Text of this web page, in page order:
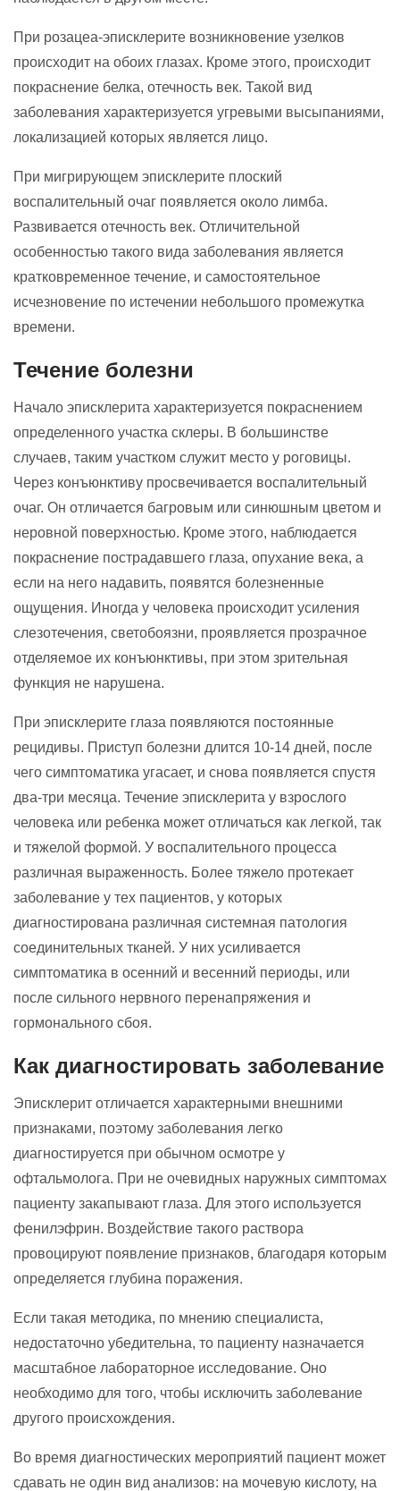
При розацеа-эписклерите возникновение узелков
происходит на обоих глазах. Кроме этого, происходит
покраснение белка, отечность век. Такой вид
заболевания характеризуется угревыми высыпаниями,
локализацией которых является лицо.
При мигрирующем эписклерите плоский
воспалительный очаг появляется около лимба.
Развивается отечность век. Отличительной
особенностью такого вида заболевания является
кратковременное течение, и самостоятельное
исчезновение по истечении небольшого промежутка
времени.
Течение болезни
Начало эписклерита характеризуется покраснением
определенного участка склеры. В большинстве
случаев, таким участком служит место у роговицы.
Через конъюнктиву просвечивается воспалительный
очаг. Он отличается багровым или синюшным цветом и
неровной поверхностью. Кроме этого, наблюдается
покраснение пострадавшего глаза, опухание века, а
если на него надавить, появятся болезненные
ощущения. Иногда у человека происходит усиления
слезотечения, светобоязни, проявляется прозрачное
отделяемое их конъюнктивы, при этом зрительная
функция не нарушена.
При эписклерите глаза появляются постоянные
рецидивы. Приступ болезни длится 10-14 дней, после
чего симптоматика угасает, и снова появляется спустя
два-три месяца. Течение эписклерита у взрослого
человека или ребенка может отличаться как легкой, так
и тяжелой формой. У воспалительного процесса
различная выраженность. Более тяжело протекает
заболевание у тех пациентов, у которых
диагностирована различная системная патология
соединительных тканей. У них усиливается
симптоматика в осенний и весенний периоды, или
после сильного нервного перенапряжения и
гормонального сбоя.
Как диагностировать заболевание
Эписклерит отличается характерными внешними
признаками, поэтому заболевания легко
диагностируется при обычном осмотре у
офтальмолога. При не очевидных наружных симптомах
пациенту закапывают глаза. Для этого используется
фенилэфрин. Воздействие такого раствора
провоцируют появление признаков, благодаря которым
определяется глубина поражения.
Если такая методика, по мнению специалиста,
недостаточно убедительна, то пациенту назначается
масштабное лабораторное исследование. Оно
необходимо для того, чтобы исключить заболевание
другого происхождения.
Во время диагностических мероприятий пациент может
сдавать не один вид анализов: на мочевую кислоту, на